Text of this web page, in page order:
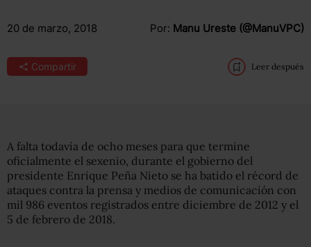
20 de marzo, 2018 Por: Manu Ureste (@ManuVPC)
Compartir Leer después
A falta todavía de ocho meses para que termine
oficialmente el sexenio, durante el gobierno del
presidente Enrique Peña Nieto se ha batido el récord de
ataques contra la prensa y medios de comunicación con
mil 986 eventos registrados entre diciembre de 2012 y el
5 de febrero de 2018.